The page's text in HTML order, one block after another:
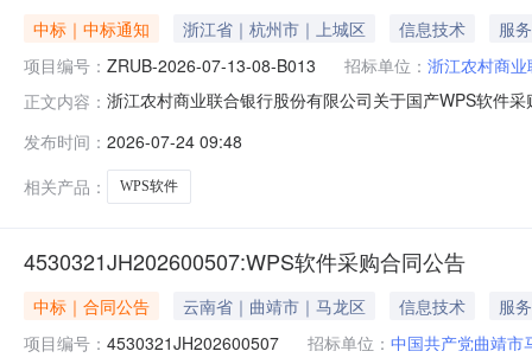
中标｜中标通知 浙江省｜杭州市｜上城区 信息技术
服务
项目编号： ZRUB-2026-07-13-08-B013 招标单位： 浙江农村商
正文内容： 浙江农村商业联合银行股份有限公司关于国产WPS软件
标金额（含税，人民币）1杭州一鸣计算机有限公司
日
发布时间： 2026-07-24 09:48
相关产品：
WPS软件
4530321JH202600507:WPS软件采购合同公告
中标｜合同公告 云南省｜曲靖市｜马龙区 信息技术
服务
项目编号： 4530321JH202600507 招标单位： 中国共产党曲靖市